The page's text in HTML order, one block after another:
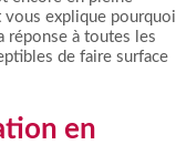
explique pourquoi
réponse à toutes les
de faire surface
en